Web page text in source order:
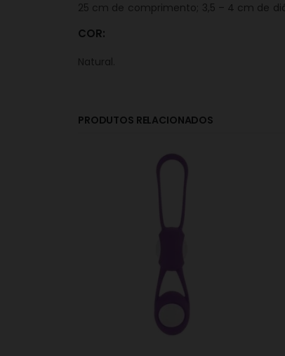
25 cm de comprimento; 3,5 – 4 cm de
COR:
Natural.
PRODUTOS RELACIONADOS